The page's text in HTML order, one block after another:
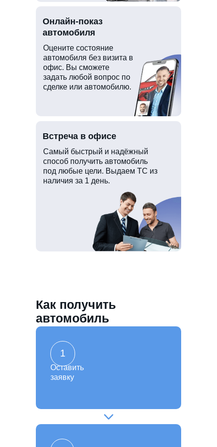
Оцените состояние
автомобиля без визита в
офис. Вы сможете
задать любой вопрос по
сделке или автомобилю.
Самый быстрый и надёжный
способ получить автомобиль
под любые цели. Выдаем ТС из
наличия за 1 день.
Онлайн-показ
автомобиля
Встреча в офисе
Как получить
автомобиль
Оставить
заявку
1